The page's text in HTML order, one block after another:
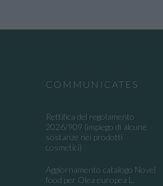
COMMUNICATES
Rettifica del regolamento
2026/909 (impiego di alcune
sostanze nei prodotti
cosmetici)
Aggiornamento catalogo Novel
food per Olea europea L.